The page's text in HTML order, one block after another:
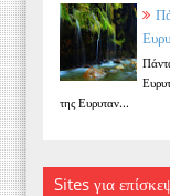
της Ευρυταν...
Sites για